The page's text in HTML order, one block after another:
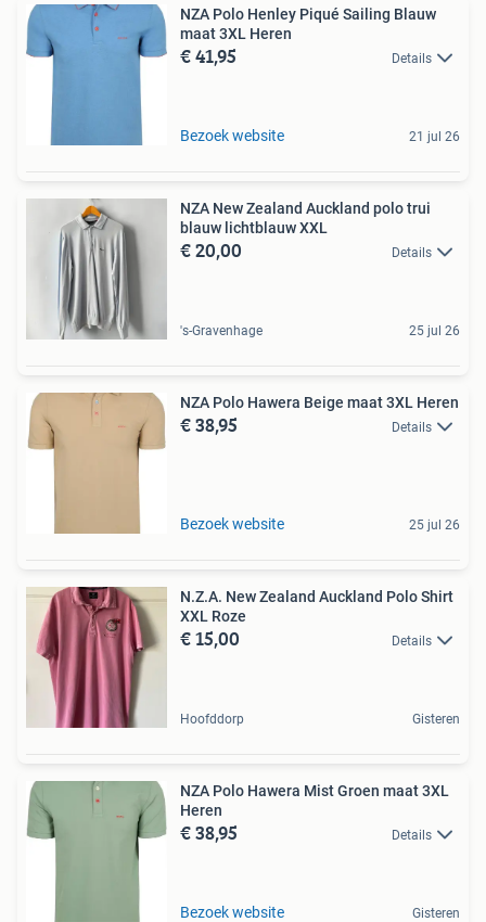
NZA Polo Henley Piqué Sailing Blauw
maat 3XL Heren
€ 41,95 Details
Bezoek website 21 jul 26
NZA New Zealand Auckland polo trui
blauw lichtblauw XXL
€ 20,00 Details
's-Gravenhage 25 jul 26
NZA Polo Hawera Beige maat 3XL Heren
€ 38,95 Details
Bezoek website 25 jul 26
N.Z.A. New Zealand Auckland Polo Shirt
XXL Roze
€ 15,00 Details
Hoofddorp Gisteren
NZA Polo Hawera Mist Groen maat 3XL
Heren
€ 38,95 Details
Bezoek website Gisteren